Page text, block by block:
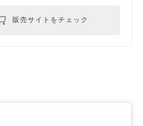
販売サイトをチェック